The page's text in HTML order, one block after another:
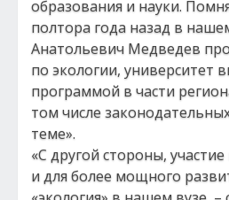
образования и науки.
полтора года назад в
Анатольевич Медведев
по экологии, университет
программой в части
том числе
теме».
«С другой стороны,
и для более мощного